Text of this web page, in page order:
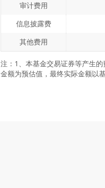
审计费用
信息披露费
其他费用
注：1、本基金交易证券等产生
金额为预估值，最终实际金额以